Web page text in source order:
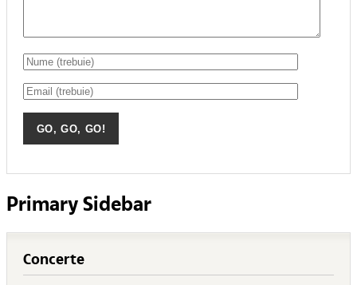
Primary Sidebar
Concerte